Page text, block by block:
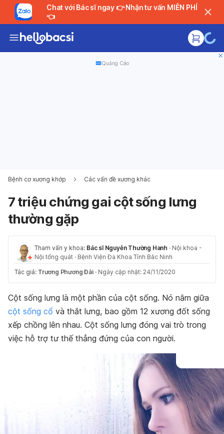
Chat với Bác sĩ ngay 👉 Nhận tư vấn MIỄN PHÍ
👈
Quảng Cáo
Bệnh cơ xương khớp Các vấn đề xương khác
7 triệu chứng gai cột sống lưng
thường gặp
Tham vấn y khoa: Bác sĩ Nguyễn Thường Hanh · Nội khoa -
Nội tổng quát · Bệnh Viện Đa Khoa Tỉnh Bắc Ninh
Tác giả: Trương Phương Đài · Ngày cập nhật: 24/11/2020
Cột sống lưng là một phần của cột sống. Nó nằm giữa
cột sống cổ và thắt lưng, bao gồm 12 xương đốt sống
xếp chồng lên nhau. Cột sống lưng đóng vai trò trong
việc hỗ trợ tư thế thẳng đứng của con người.